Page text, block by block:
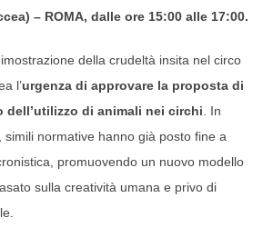
– ROMA, dalle ore 15:00 alle 17:00.
della crudeltà insita nel circo
l’urgenza di approvare la proposta di
dell’utilizzo di animali nei circhi . In
simili normative hanno già posto fine a
promuovendo un nuovo modello
sulla creatività umana e privo di